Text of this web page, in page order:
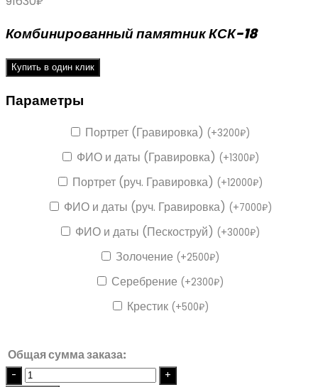
Комбинированный памятник КСК-18
Купить в один клик
Параметры
Портрет (Гравировка) (+3200₽)
ФИО и даты (Гравировка) (+1300₽)
Портрет (руч. Гравировка) (+12000₽)
ФИО и даты (руч. Гравировка) (+7000₽)
ФИО и даты (Пескоструй) (+3000₽)
Золочение (+2500₽)
Серебрение (+2300₽)
Крестик (+500₽)
Общая сумма заказа:
Quantity